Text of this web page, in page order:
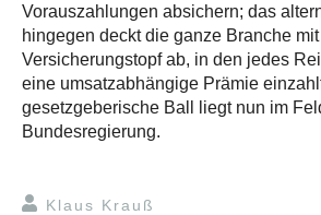
Vorauszahlungen absichern; das
hingegen deckt die ganze Branche
Versicherungstopf ab, in den jedes
eine umsatzabhängige Prämie
gesetzgeberische Ball liegt nun im
Bundesregierung.
Klaus Krauß